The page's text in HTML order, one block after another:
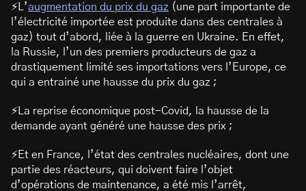
⚡L’augmentation du prix du gaz (une part importante de
l’électricité importée est produite dans des centrales à
gaz) tout d’abord, liée à la guerre en Ukraine. En effet,
la Russie, l’un des premiers producteurs de gaz a
drastiquement limité ses importations vers l’Europe, ce
qui a entrainé une hausse du prix du gaz ;
⚡La reprise économique post-Covid, la hausse de la
demande ayant généré une hausse des prix ;
⚡Et en France, l’état des centrales nucléaires, dont une
partie des réacteurs, qui doivent faire l’objet
d’opérations de maintenance, a été mis l’arrêt,